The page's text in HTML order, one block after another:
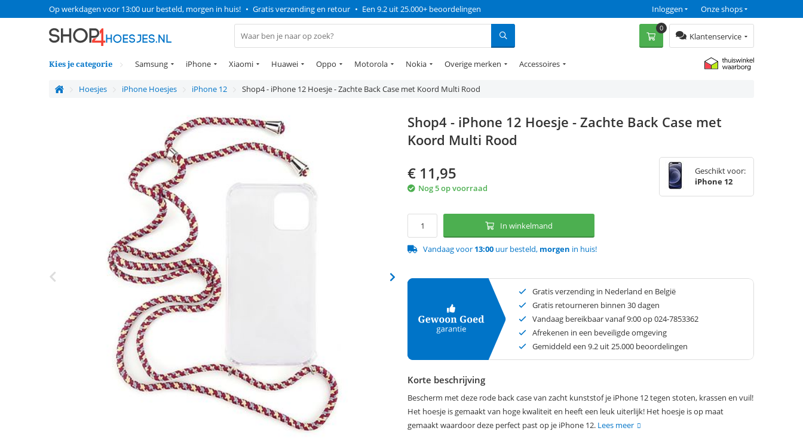
Op werkdagen voor 13:00 uur besteld, morgen in huis! • Gratis verzending en retour • Een 9.2 uit 25.000+ beoordelingen Onze shops
Inloggen
Klantenservice
0
Kies je categorie Samsung iPhone Xiaomi Huawei Oppo Motorola Nokia Overige merken Accessoires
Hoesjes iPhone Hoesjes iPhone 12 Shop4 - iPhone 12 Hoesje - Zachte Back Case met Koord Multi Rood
Shop4 - iPhone 12 Hoesje - Zachte Back Case met
Koord Multi Rood
€ 11,95
Nog 5 op voorraad
Geschikt voor:
iPhone 12
In winkelmand
Vandaag voor 13:00 uur besteld, morgen in huis!
Gratis verzending in Nederland en België
Gratis retourneren binnen 30 dagen
Vandaag bereikbaar vanaf 9:00 op 024-7853362
Afrekenen in een beveiligde omgeving
Gemiddeld een 9.2 uit 25.000 beoordelingen
Korte beschrijving
Bescherm met deze rode back case van zacht kunststof je iPhone 12 tegen stoten, krassen en vuil!
Het hoesje is gemaakt van hoge kwaliteit en heeft een leuk uiterlijk! Het hoesje is op maat
gemaakt waardoor deze perfect past op je iPhone 12. Lees meer